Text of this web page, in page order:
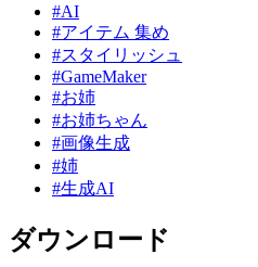
#AI
#アイテム 集め
#スタイリッシュ
#GameMaker
#お姉
#お姉ちゃん
#画像生成
#姉
#生成AI
ダウンロード